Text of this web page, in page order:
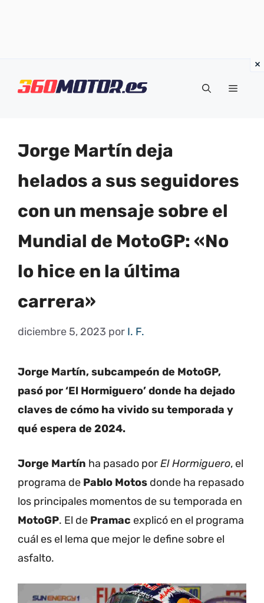
Menú
Jorge Martín deja
helados a sus seguidores
con un mensaje sobre el
Mundial de MotoGP: «No
lo hice en la última
carrera»
diciembre 5, 2023 por I. F.
Jorge Martín, subcampeón de MotoGP,
pasó por ‘El Hormiguero’ donde ha dejado
claves de cómo ha vivido su temporada y
qué espera de 2024.
Jorge Martín ha pasado porEl Hormiguero, el
programa de Pablo Motos donde ha repasado
los principales momentos de su temporada en
MotoGP. El de Pramac explicó en el programa
cuál es el lema que mejor le define sobre el
asfalto.